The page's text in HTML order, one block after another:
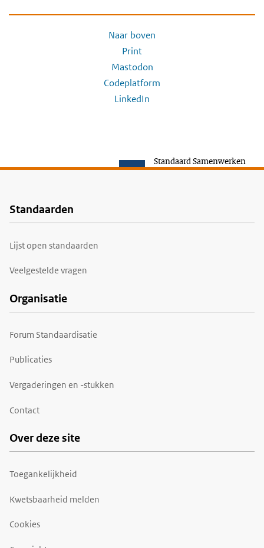
Naar boven
Print
Mastodon
Codeplatform
LinkedIn
Standaard Samenwerken
Voet
Standaarden
Lijst open standaarden
Veelgestelde vragen
Organisatie
Forum Standaardisatie
Publicaties
Vergaderingen en -stukken
Contact
Over deze site
Toegankelijkheid
Kwetsbaarheid melden
Cookies